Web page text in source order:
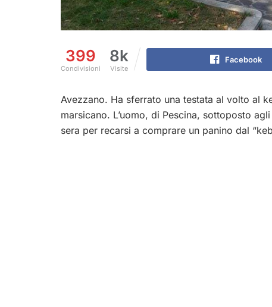
399
Condivisioni
8k
Visite
Facebook
Avezzano. Ha sferrato una testata al volto al
marsicano. L’uomo, di Pescina, sottoposto
sera per recarsi a comprare un panino dal